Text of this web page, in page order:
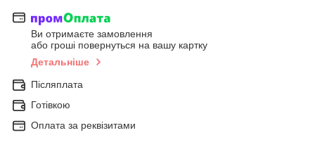
Ви отримаєте замовлення
або гроші повернуться на вашу картку
Детальніше
Післяплата
Готівкою
Оплата за реквізитами